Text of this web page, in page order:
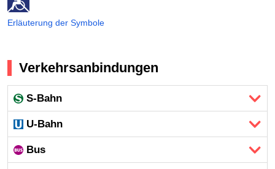
Erläuterung der Symbole
Verkehrsanbindungen
S-Bahn
U-Bahn
Bus